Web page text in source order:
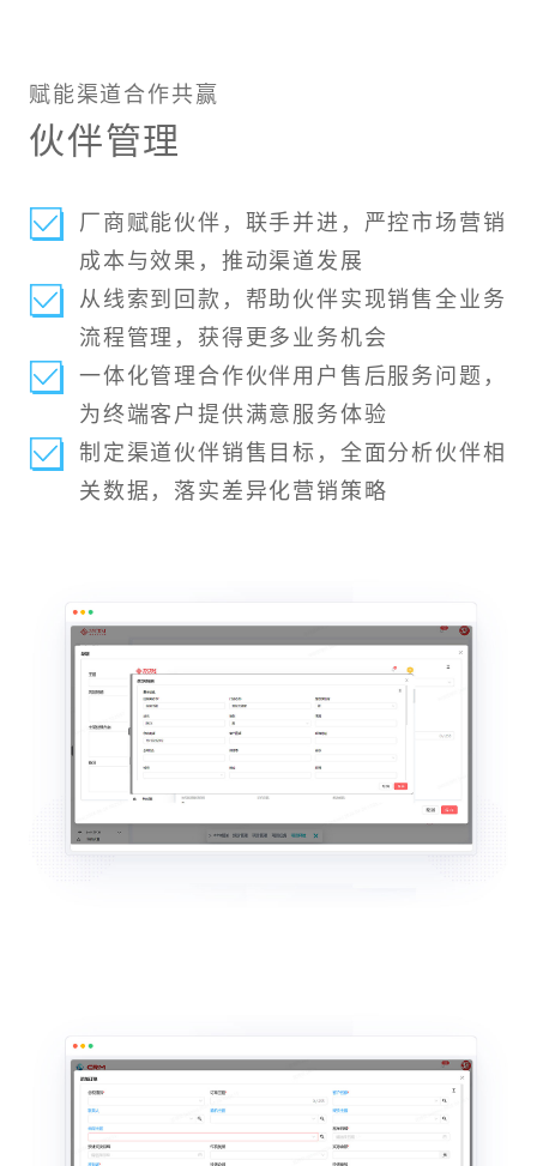
赋能渠道合作共赢
伙伴管理
厂商赋能伙伴，联手并进，严控市场营销
成本与效果，推动渠道发展
从线索到回款，帮助伙伴实现销售全业务
流程管理，获得更多业务机会
一体化管理合作伙伴用户售后服务问题，
为终端客户提供满意服务体验
制定渠道伙伴销售目标，全面分析伙伴相
关数据，落实差异化营销策略